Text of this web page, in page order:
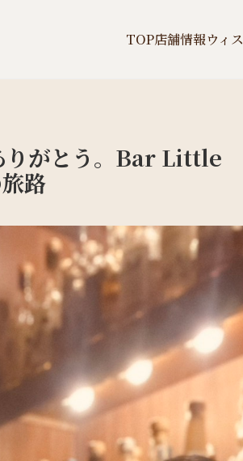
TOP店舗情報ウィ
りがとう。Bar Little
路